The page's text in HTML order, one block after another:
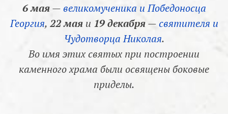
6 мая—великомученика и Победоносца
Георгия, 22 маяи 19 декабря—святителя и
Чудотворца Николая.
Во имя этих святых при построении
каменного храма были освящены боковые
приделы.